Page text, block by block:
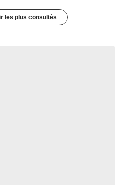
les plus consultés